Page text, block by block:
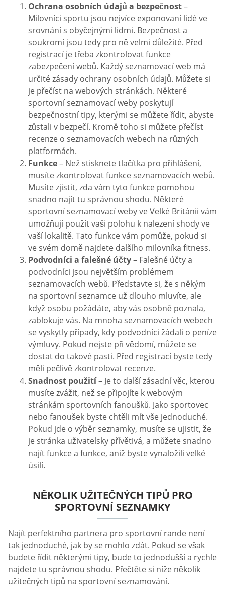
Ochrana osobních údajů a bezpečnost–
Milovníci sportu jsou nejvíce exponovaní lidé ve
srovnání s obyčejnými lidmi. Bezpečnost a
soukromí jsou tedy pro ně velmi důležité. Před
registrací je třeba zkontrolovat funkce
zabezpečení webů. Každý seznamovací web má
určité zásady ochrany osobních údajů. Můžete si
je přečíst na webových stránkách. Některé
sportovní seznamovací weby poskytují
bezpečnostní tipy, kterými se můžete řídit, abyste
zůstali v bezpečí. Kromě toho si můžete přečíst
recenze o seznamovacích webech na různých
platformách.
Funkce– Než stisknete tlačítka pro přihlášení,
musíte zkontrolovat funkce seznamovacích webů.
Musíte zjistit, zda vám tyto funkce pomohou
snadno najít tu správnou shodu. Některé
sportovní seznamovací weby ve Velké Británii vám
umožňují použít vaši polohu k nalezení shody ve
vaší lokalitě. Tato funkce vám pomůže, pokud si
ve svém domě najdete dalšího milovníka fitness.
Podvodníci a falešné účty– Falešné účty a
podvodníci jsou největším problémem
seznamovacích webů. Představte si, že s někým
na sportovní seznamce už dlouho mluvíte, ale
když osobu požádáte, aby vás osobně poznala,
zablokuje vás. Na mnoha seznamovacích webech
se vyskytly případy, kdy podvodníci žádali o peníze
výmluvy. Pokud nejste při vědomí, můžete se
dostat do takové pasti. Před registrací byste tedy
měli pečlivě zkontrolovat recenze.
Snadnost použití– Je to další zásadní věc, kterou
musíte zvážit, než se připojíte k webovým
stránkám sportovních fanoušků. Jako sportovec
nebo fanoušek byste chtěli mít vše jednoduché.
Pokud jde o výběr seznamky, musíte se ujistit, že
je stránka uživatelsky přívětivá, a můžete snadno
najít funkce a funkce, aniž byste vynaložili velké
úsilí.
NĚKOLIK UŽITEČNÝCH TIPŮ PRO
SPORTOVNÍ SEZNAMKY
Najít perfektního partnera pro sportovní rande není
tak jednoduché, jak by se mohlo zdát. Pokud se však
budete řídit některými tipy, bude to jednodušší a rychle
najdete tu správnou shodu. Přečtěte si níže několik
užitečných tipů na sportovní seznamování.